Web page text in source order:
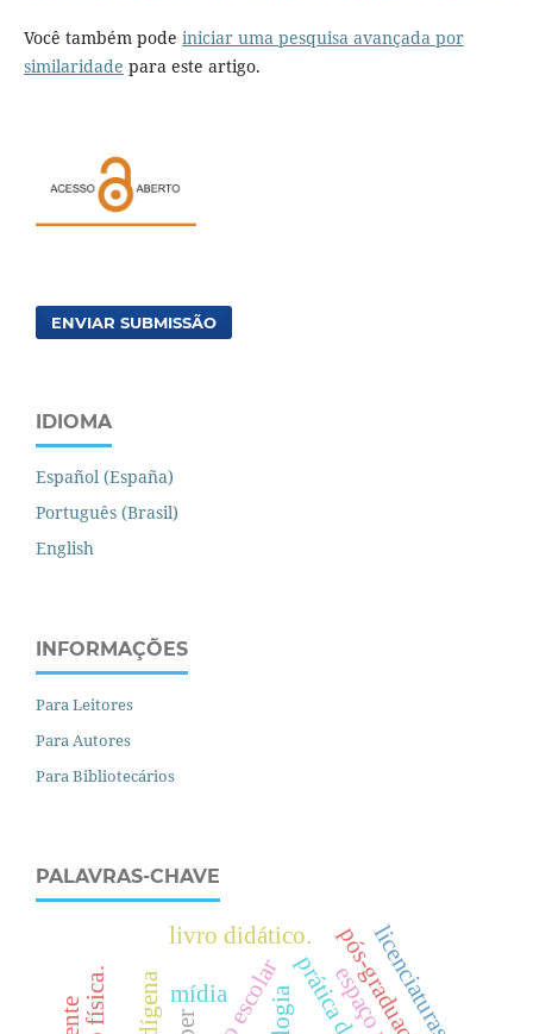
Você também pode iniciar uma pesquisa avançada por
similaridade para este artigo.
ENVIAR SUBMISSÃO
IDIOMA
Español (España)
Português (Brasil)
English
INFORMAÇÕES
Para Leitores
Para Autores
Para Bibliotecários
PALAVRAS-CHAVE
pós-graduação
mídia
livro didático. licenciaturas
.